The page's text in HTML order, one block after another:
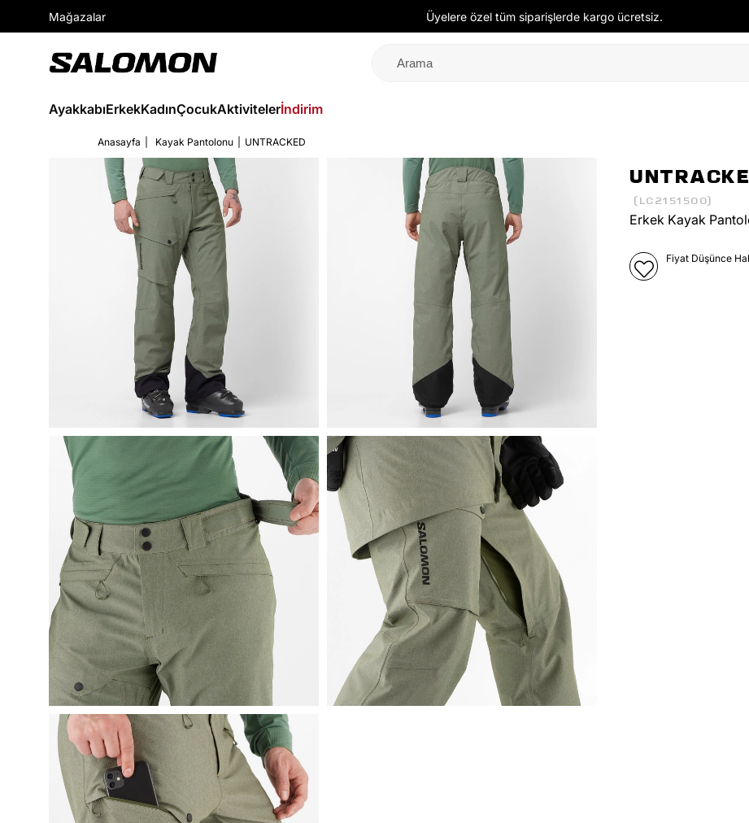
Mağazalar Üyelere özel tüm siparişlerde kargo ücretsiz.
AyakkabıErkekKadınÇocukAktivitelerİndirim
Anasayfa Kayak Pantolonu UNTRACKED
(LC2151500)
Erkek Kayak
Fiyat Düşünce